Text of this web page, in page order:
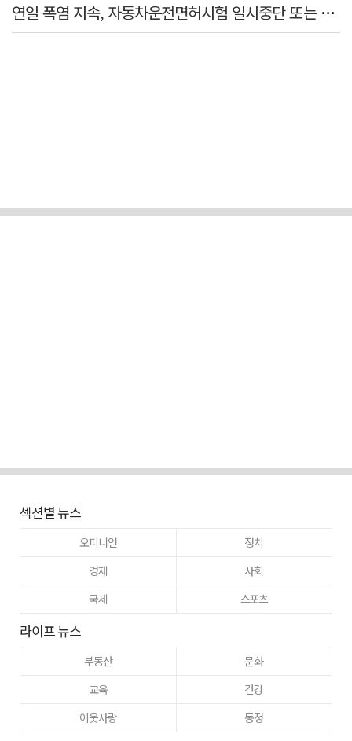
연일 폭염 지속, 자동차운전면허시험 일시중단 또는 축소 운영
섹션별 뉴스
오피니언
정치
경제
사회
국제
스포츠
라이프 뉴스
부동산
문화
교육
건강
이웃사랑
동정